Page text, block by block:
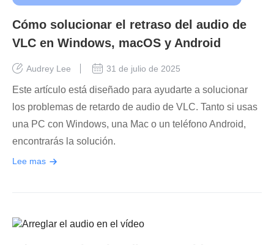
Cómo solucionar el retraso del audio de
VLC en Windows, macOS y Android
Audrey Lee 31 de julio de 2025
Este artículo está diseñado para ayudarte a solucionar
los problemas de retardo de audio de VLC. Tanto si usas
una PC con Windows, una Mac o un teléfono Android,
encontrarás la solución.
Lee mas